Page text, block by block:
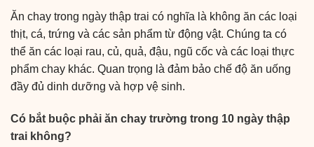
Ăn chay trong ngày thập trai có nghĩa là không ăn các loại
thịt, cá, trứng và các sản phẩm từ động vật. Chúng ta có
thể ăn các loại rau, củ, quả, đậu, ngũ cốc và các loại thực
phẩm chay khác. Quan trọng là đảm bảo chế độ ăn uống
đầy đủ dinh dưỡng và hợp vệ sinh.
Có bắt buộc phải ăn chay trường trong 10 ngày thập
trai không?